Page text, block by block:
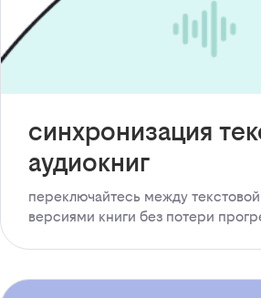
синхронизация
аудиокниг
переключайтесь между
версиями книги без потери